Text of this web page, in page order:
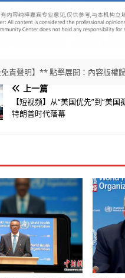
責聲明】** 點擊展開：內容版權
上一篇
【短视频】从“美国优先”到“美国
特朗普时代落幕